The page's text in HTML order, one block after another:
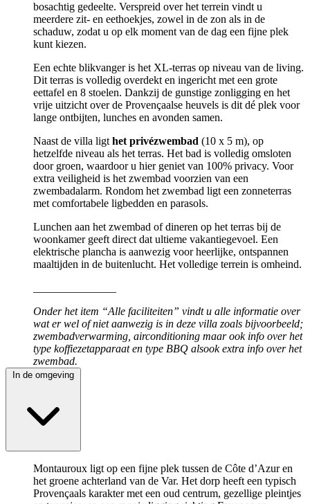
bosachtig gedeelte. Verspreid over het terrein vindt u
meerdere zit- en eethoekjes, zowel in de zon als in de
schaduw, zodat u op elk moment van de dag een fijne plek
kunt kiezen.
Een echte blikvanger is het XL-terras op niveau van de living.
Dit terras is volledig overdekt en ingericht met een grote
eettafel en 8 stoelen. Dankzij de gunstige zonligging en het
vrije uitzicht over de Provençaalse heuvels is dit dé plek voor
lange ontbijten, lunches en avonden samen.
Naast de villa ligt het privézwembad (10 x 5 m), op
hetzelfde niveau als het terras. Het bad is volledig omsloten
door groen, waardoor u hier geniet van 100% privacy. Voor
extra veiligheid is het zwembad voorzien van een
zwembadalarm. Rondom het zwembad ligt een zonneterras
met comfortabele ligbedden en parasols.
Lunchen aan het zwembad of dineren op het terras bij de
woonkamer geeft direct dat ultieme vakantiegevoel. Een
elektrische plancha is aanwezig voor heerlijke, ontspannen
maaltijden in de buitenlucht. Het volledige terrein is omheind.
Onder het item “Alle faciliteiten” vindt u alle informatie over
wat er wel of niet aanwezig is in deze villa zoals bijvoorbeeld;
zwembadverwarming, airconditioning maar ook info over het
type koffiezetapparaat en type BBQ alsook extra info over het
zwembad.
Montauroux ligt op een fijne plek tussen de Côte d’Azur en
het groene achterland van de Var. Het dorp heeft een typisch
Provençaals karakter met een oud centrum, gezellige pleintjes